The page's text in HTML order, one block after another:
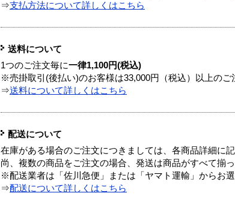
⇒支払方法について詳しくはこちら
送料について
1つのご注文毎に一律1,100円(税込)
※売掛取引(後払い)のお客様は33,000円（税込）以上のご
⇒送料について詳しくはこちら
配送について
在庫がある場合のご注文につきましては、各商品詳細に
尚、複数の商品をご注文の場合、発送は商品がすべて揃
※配送業者は「佐川急便」または「ヤマト運輸」からお
⇒配送について詳しくはこちら